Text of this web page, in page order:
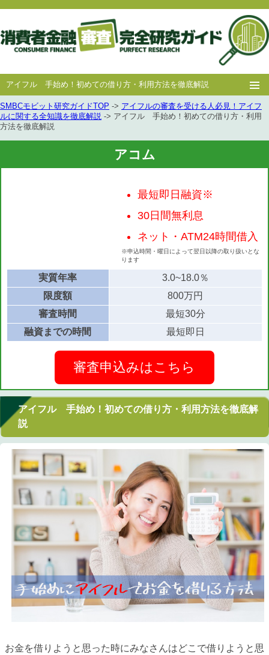
アイフル 手始め！初めての借り方・利用方法を徹底解説
ホー
ム
消費者
金融
中小消費者 キャッシング キャッシング
SMBCモビット研究ガイドTOP -> アイフルの審査を受ける人必見！アイフ
ルに関する全知識を徹底解説 -> アイフル 手始め！初めての借り方・利用
方法を徹底解説
アコム
最短即日融資※
30日間無利息
ネット・ATM24時間借入
※申込時間・曜日によって翌日以降の取り扱いとな
ります
実質年率
3.0~18.0％
限度額
800万円
審査時間
最短30分
融資までの時間
最短即日
審査申込みはこちら
アイフル 手始め！初めての借り方・利用方法を徹底解
説
お金を借りようと思った時にみなさんはどこで借りようと思